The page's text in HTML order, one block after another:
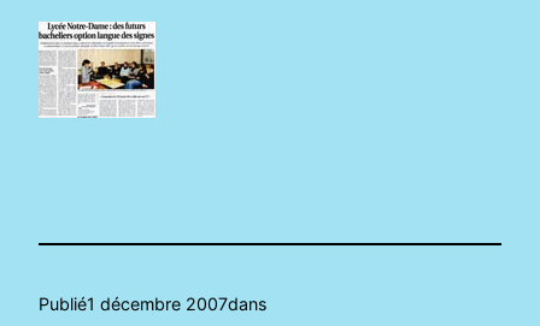
Publié1 décembre 2007dans